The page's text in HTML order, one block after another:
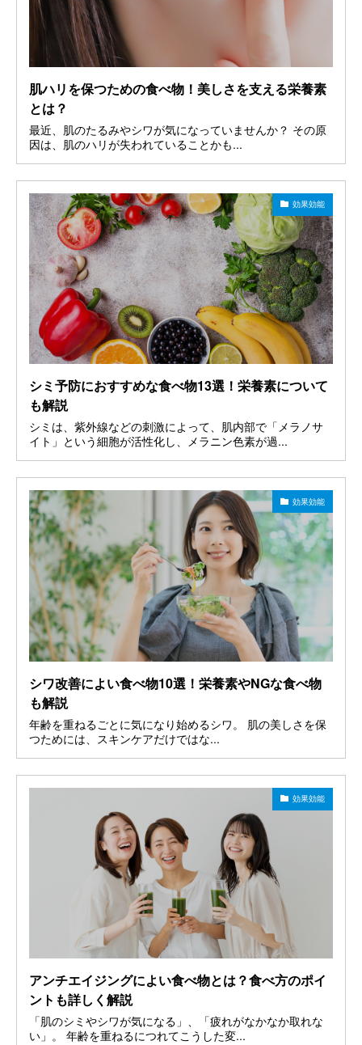
肌ハリを保つための食べ物！美しさを支える栄養素
とは？
最近、肌のたるみやシワが気になっていませんか？ その原
因は、肌のハリが失われていることかも...
効果効能
シミ予防におすすめな食べ物13選！栄養素について
も解説
シミは、紫外線などの刺激によって、肌内部で「メラノサ
イト」という細胞が活性化し、メラニン色素が過...
効果効能
シワ改善によい食べ物10選！栄養素やNGな食べ物
も解説
年齢を重ねるごとに気になり始めるシワ。 肌の美しさを保
つためには、スキンケアだけではな...
効果効能
アンチエイジングによい食べ物とは？食べ方のポイ
ントも詳しく解説
「肌のシミやシワが気になる」、「疲れがなかなか取れな
い」。 年齢を重ねるにつれてこうした変...